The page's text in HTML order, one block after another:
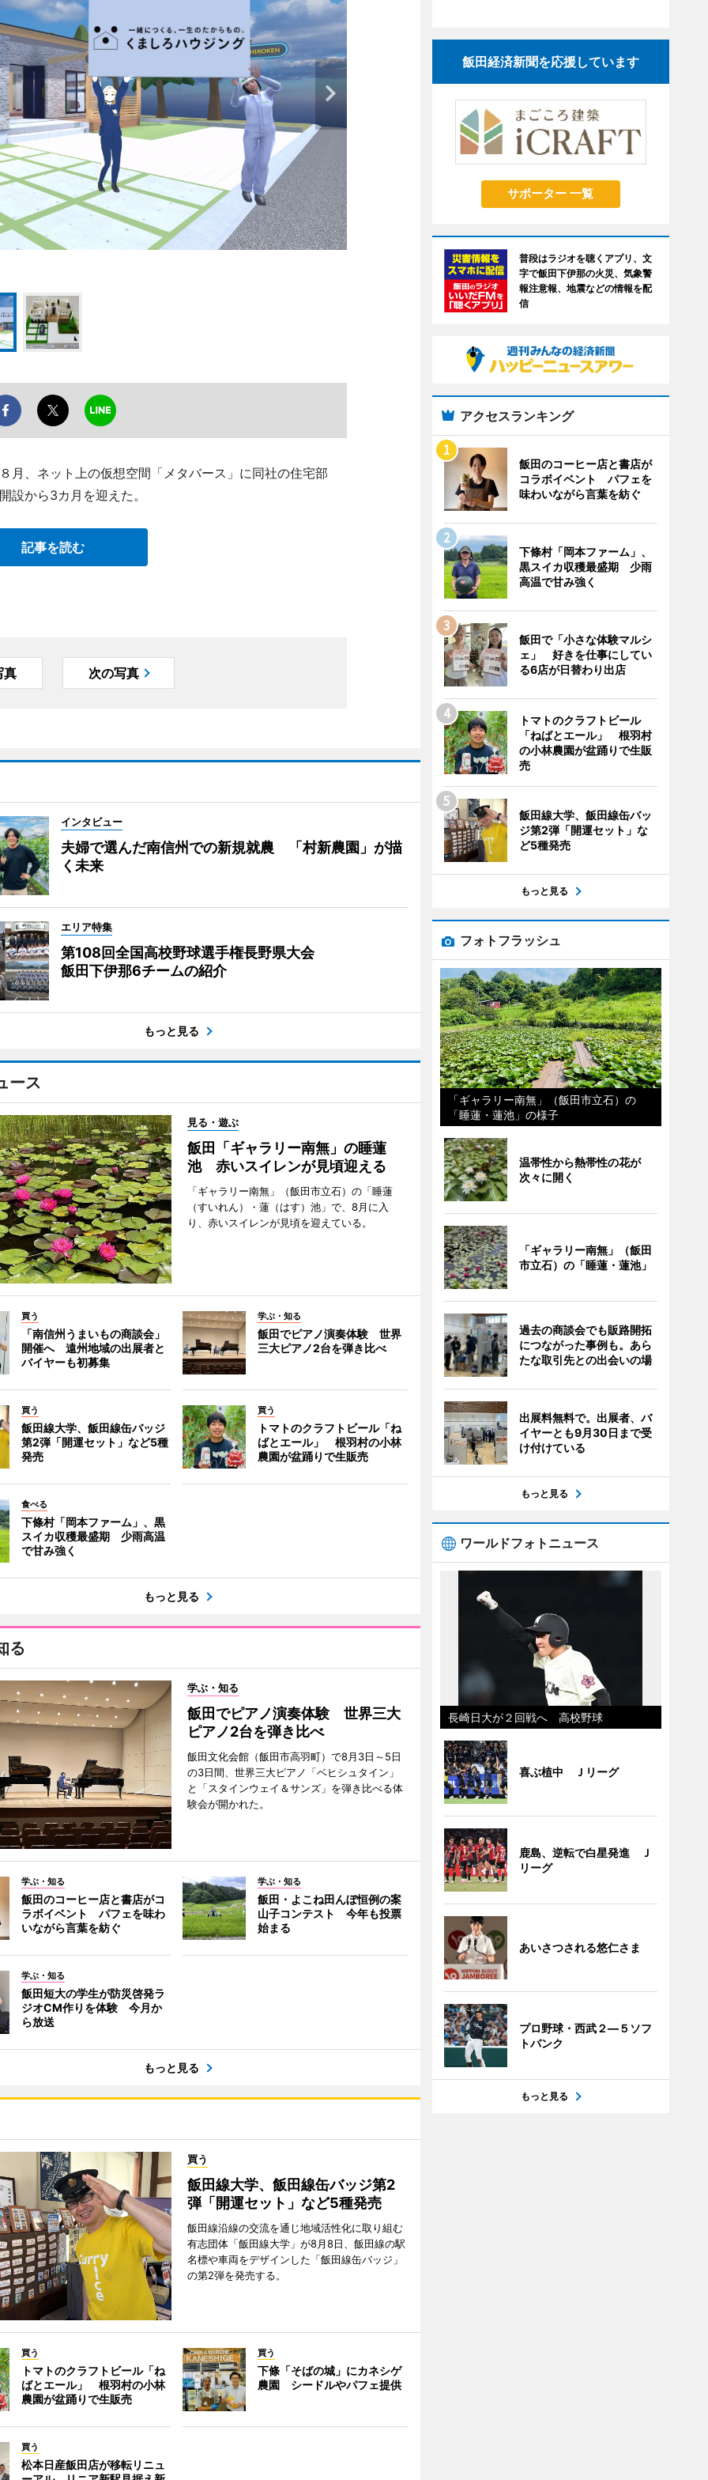
月、ネット上の仮想空間「メタバース」に同社の住宅部
設から3カ月を迎えた。
記事を読む
真 次の写真
インタビュー
夫婦で選んだ南信州での新規就農 「村新農園」が描
く未来
エリア特集
第108回全国高校野球選手権長野県大会
飯田下伊那6チームの紹介
もっと見る
ース
見る・遊ぶ
飯田「ギャラリー南無」の睡蓮
池 赤いスイレンが見頃迎える
「ギャラリー南無」（飯田市立石）の「睡蓮
（すいれん）・蓮（はす）池」で、8月に入
り、赤いスイレンが見頃を迎えている。
買う
「南信州うまいもの商談会」
開催へ 遠州地域の出展者と
バイヤーも初募集
学ぶ・知る
飯田でピアノ演奏体験 世界
三大ピアノ2台を弾き比べ
買う
飯田線大学、飯田線缶バッジ
第2弾「開運セット」など5種
発売
買う
トマトのクラフトビール「ね
ばとエール」 根羽村の小林
農園が盆踊りで生販売
食べる
下條村「岡本ファーム」、黒
スイカ収穫最盛期 少雨高温
で甘み強く
もっと見る
る
学ぶ・知る
飯田でピアノ演奏体験 世界三大
ピアノ2台を弾き比べ
飯田文化会館（飯田市高羽町）で8月3日～5日
の3日間、世界三大ピアノ「ベヒシュタイン」
と「スタインウェイ＆サンズ」を弾き比べる体
験会が開かれた。
学ぶ・知る
飯田のコーヒー店と書店がコ
ラボイベント パフェを味わ
いながら言葉を紡ぐ
学ぶ・知る
飯田・よこね田んぼ恒例の案
山子コンテスト 今年も投票
始まる
学ぶ・知る
飯田短大の学生が防災啓発ラ
ジオCM作りを体験 今月か
ら放送
もっと見る
買う
飯田線大学、飯田線缶バッジ第2
弾「開運セット」など5種発売
飯田線沿線の交流を通じ地域活性化に取り組む
有志団体「飯田線大学」が8月8日、飯田線の駅
名標や車両をデザインした「飯田線缶バッジ」
の第2弾を発売する。
買う
トマトのクラフトビール「ね
ばとエール」 根羽村の小林
農園が盆踊りで生販売
買う
下條「そばの城」にカネシゲ
農園 シードルやパフェ提供
買う
松本日産飯田店が移転リニュ
飯田経済新聞を応援しています
サポーター 一覧
普段はラジオを聴くアプリ、文
字で飯田下伊那の火災、気象警
報注意報、地震などの情報を配
信
アクセスランキング
飯田のコーヒー店と書店が
コラボイベント パフェを
味わいながら言葉を紡ぐ
下條村「岡本ファーム」、
黒スイカ収穫最盛期 少雨
高温で甘み強く
飯田で「小さな体験マルシ
ェ」 好きを仕事にしてい
る6店が日替わり出店
トマトのクラフトビール
「ねばとエール」 根羽村
の小林農園が盆踊りで生販
売
飯田線大学、飯田線缶バッ
ジ第2弾「開運セット」な
ど5種発売
もっと見る
フォトフラッシュ
「ギャラリー南無」（飯田市立石）の
「睡蓮・蓮池」の様子
温帯性から熱帯性の花が
次々に開く
「ギャラリー南無」（飯田
市立石）の「睡蓮・蓮池」
過去の商談会でも販路開拓
につながった事例も。あら
たな取引先との出会いの場
出展料無料で。出展者、バ
イヤーとも9月30日まで受
け付けている
もっと見る
ワールドフォトニュース
長崎日大が２回戦へ 高校野球
喜ぶ植中 Ｊリーグ
鹿島、逆転で白星発進 Ｊ
リーグ
あいさつされる悠仁さま
プロ野球・西武２―５ソフ
トバンク
もっと見る